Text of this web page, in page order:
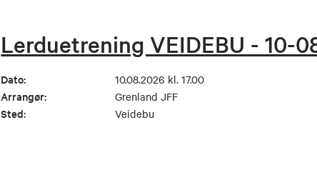
Lerduetrening VEIDEBU - 10-
Dato: 10.08.2026 kl. 17.00
Arrangør: Grenland JFF
Sted: Veidebu